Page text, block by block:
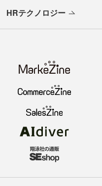
HRテクノロジー